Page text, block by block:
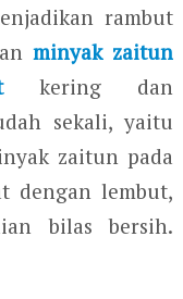
rambut
minyak zaitun
kering dan
sekali, yaitu
zaitun pada
dengan lembut,
bilas bersih.